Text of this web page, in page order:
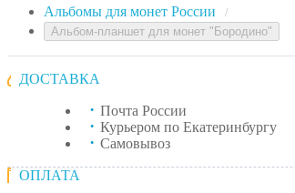
Альбомы для монет России /
Альбом-планшет для монет "Бородино"
ДОСТАВКА
Почта России
Курьером по Екатеринбургу
Самовывоз
ОПЛАТА